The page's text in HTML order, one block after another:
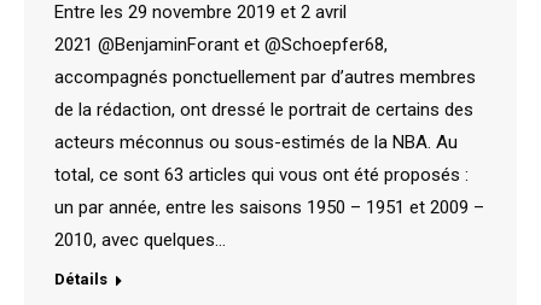
Entre les 29 novembre 2019 et 2 avril
2021 @BenjaminForant et @Schoepfer68,
accompagnés ponctuellement par d’autres membres
de la rédaction, ont dressé le portrait de certains des
acteurs méconnus ou sous-estimés de la NBA. Au
total, ce sont 63 articles qui vous ont été proposés :
un par année, entre les saisons 1950 – 1951 et 2009 –
2010, avec quelques…
Détails